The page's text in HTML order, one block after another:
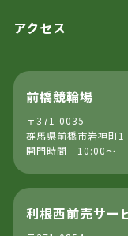
アクセス
前橋競輪場
〒371-0035
群馬県前橋市岩神町
開門時間 10:00～
利根西前売サー